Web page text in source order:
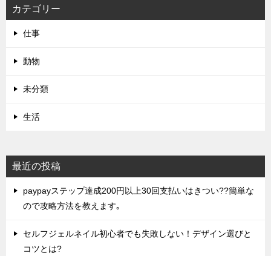
カテゴリー
仕事
動物
未分類
生活
最近の投稿
paypayステップ達成200円以上30回支払いはきつい??簡単な
ので攻略方法を教えます｡
セルフジェルネイル初心者でも失敗しない！デザイン選びと
コツとは?